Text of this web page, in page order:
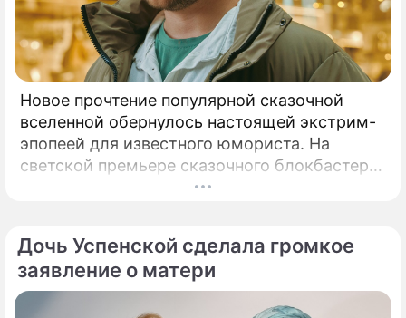
Новое прочтение популярной сказочной
вселенной обернулось настоящей экстрим-
эпопеей для известного юмориста. На
светской премьере сказочного блокбастера
"Последний богатырь.
Дочь Успенской сделала громкое
заявление о матери